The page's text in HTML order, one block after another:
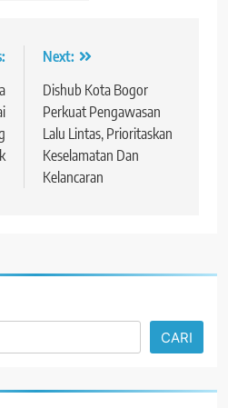
Next:
Dishub Kota Bogor
Perkuat Pengawasan
Lalu Lintas, Prioritaskan
Keselamatan Dan
Kelancaran
CARI